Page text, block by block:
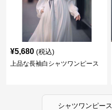
¥5,680 (税込)
上品な長袖白シャツワンピース
シャツワンピース